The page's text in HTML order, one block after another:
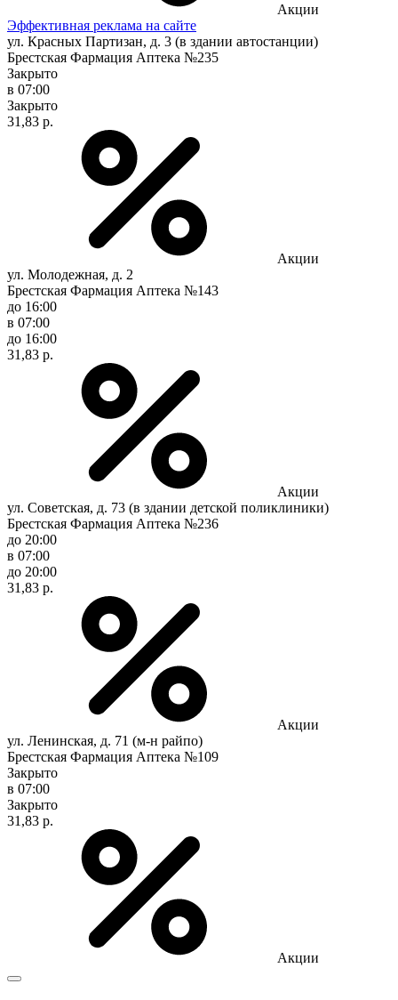
Акции
Эффективная реклама на сайте
ул. Красных Партизан, д. 3 (в здании автостанции)
Брестская Фармация Аптека №235
Закрыто
в 07:00
Закрыто
31,83 р.
Акции
ул. Молодежная, д. 2
Брестская Фармация Аптека №143
до 16:00
в 07:00
до 16:00
31,83 р.
Акции
ул. Советская, д. 73 (в здании детской поликлиники)
Брестская Фармация Аптека №236
до 20:00
в 07:00
до 20:00
31,83 р.
Акции
ул. Ленинская, д. 71 (м-н райпо)
Брестская Фармация Аптека №109
Закрыто
в 07:00
Закрыто
31,83 р.
Акции